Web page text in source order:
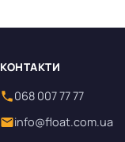
КОНТАКТИ
068 007 77 77
info@float.com.ua